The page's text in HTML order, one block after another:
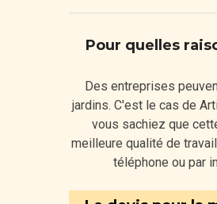
Pour quelles
Des entreprises
jardins. C'est le cas de
vous sachiez que
meilleure qualité de
téléphone ou par